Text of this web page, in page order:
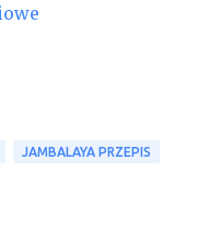
JAMBALAYA PRZEPIS